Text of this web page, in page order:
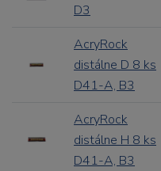
D3
AcryRock
distálne D 8 ks
D41-A, B3
AcryRock
distálne H 8 ks
D41-A, B3